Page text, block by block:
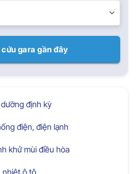
cứu gara gần đây
định kỳ
điện, điện lạnh
khử mùi điều hòa